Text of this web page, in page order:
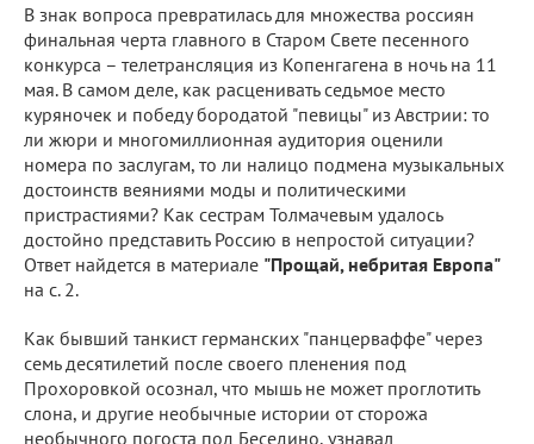
В знак вопроса превратилась для множества россиян
финальная черта главного в Старом Свете песенного
конкурса – телетрансляция из Копенгагена в ночь на 11
мая. В самом деле, как расценивать седьмое место
куряночек и победу бородатой "певицы" из Австрии: то
ли жюри и многомиллионная аудитория оценили
номера по заслугам, то ли налицо подмена музыкальных
достоинств веяниями моды и политическими
пристрастиями? Как сестрам Толмачевым удалось
достойно представить Россию в непростой ситуации?
Ответ найдется в материале "Прощай, небритая Европа"
на с. 2.
Как бывший танкист германских "панцерваффе" через
семь десятилетий после своего пленения под
Прохоровкой осознал, что мышь не может проглотить
слона, и другие необычные истории от сторожа
необычного погоста под Беседино, узнавал